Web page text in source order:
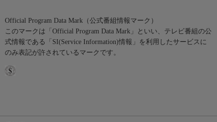
Official Program Data Mark（公式番組情報マーク）
このマークは「Official Program Data Mark」といい、テレビ番組の公
式情報である「SI(Service Information)情報」を利用したサービスに
のみ表記が許されているマークです。